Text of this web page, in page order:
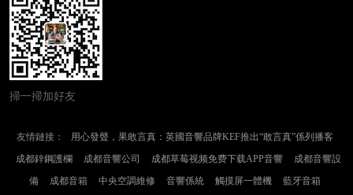
掃一掃加好友
友情鏈接：
用心發聲，果敢言真：英國音響品牌KEF推出“敢言真”係列播客
成都鋅鋼護欄
成都音響公司 成都草莓视频免费下载APP音響
成都音響設
備
成都音箱 中央空調維修 音響係統 觸摸屏一體機 藍牙音箱